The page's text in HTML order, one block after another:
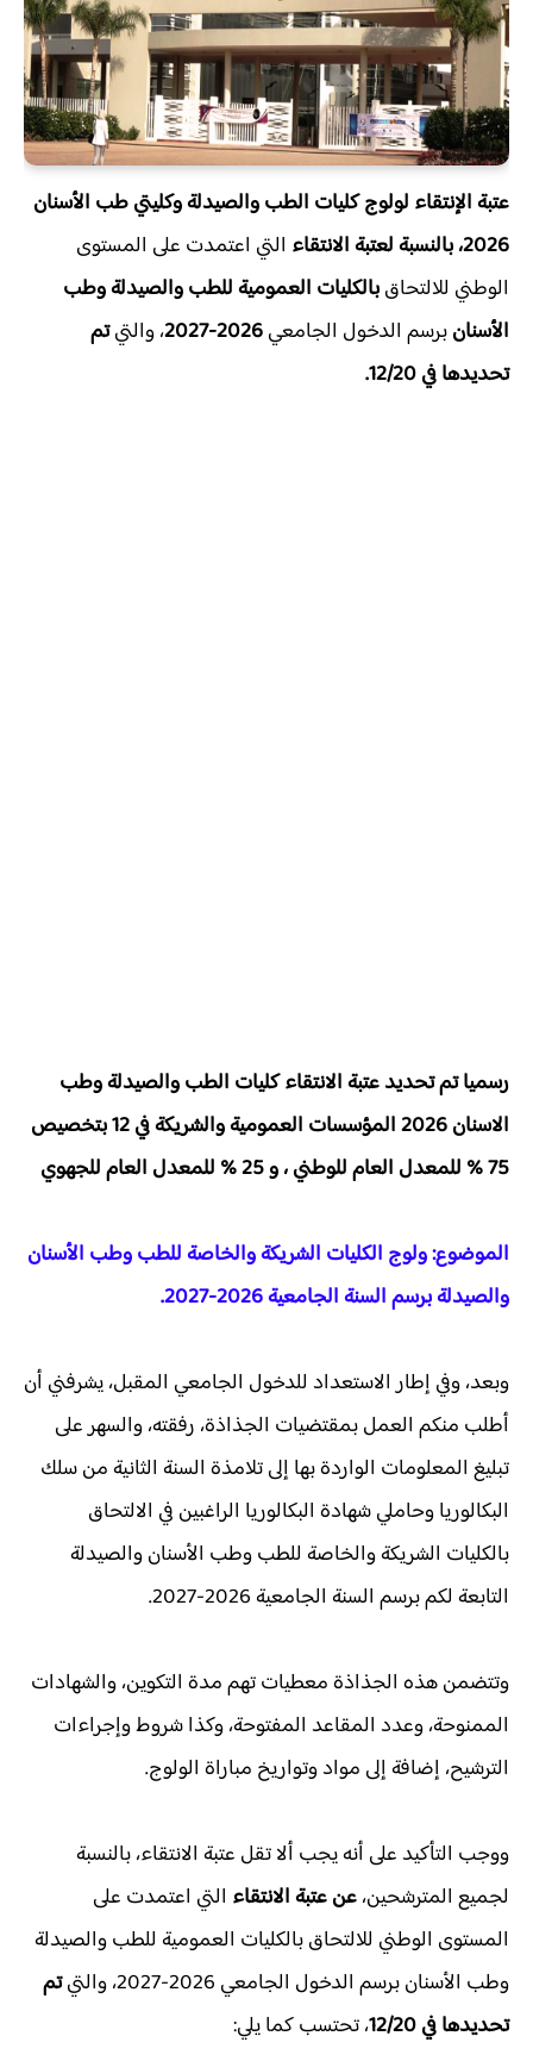
عتبة الإنتقاء لولوج كليات الطب والصيدلة وكليتي طب الأسنان
2026، بالنسبة ل
عتبة الانتقاء التي اعتمدت على المستوى
الوطني للالتحاقبالكليات العمومية للطب والصيدلة وطب
الأسنانبرسم الدخول الجامعي2026-2027 ، والتيتم
تحديدها في 12/20.
رسميا تم تحديد عتبة الانتقاء كليات الطب والصيدلة وطب
الاسنان 2026 المؤسسات العمومية والشريكة في 12 بتخصيص
75 % للمعدل العام للوطني ، و 25 % للمعدل العام للجهوي
الموضوع: ولوج الكليات الشريكة والخاصة للطب وطب الأسنان
والصيدلة برسم السنة الجامعية 2026-2027.
وبعد، وفي إطار الاستعداد للدخول الجامعي المقبل، يشرفني أن
أطلب منكم العمل بمقتضيات الجذاذة، رفقته، والسهر على
تبليغ المعلومات الواردة بها إلى تلامذة السنة الثانية من سلك
البكالوريا وحاملي شهادة البكالوريا الراغبين في الالتحاق
بالكليات الشريكة والخاصة للطب وطب الأسنان والصيدلة
التابعة لكم برسم السنة الجامعية 2026-2027.
وتتضمن هذه الجذاذة معطيات تهم مدة التكوين، والشهادات
الممنوحة، وعدد المقاعد المفتوحة، وكذا شروط وإجراءات
الترشيح، إضافة إلى مواد وتواريخ مباراة الولوج.
ووجب التأكيد على أنه يجب ألا تقل عتبة الانتقاء، بالنسبة
لجميع المترشحين،عن عتبة الانتقاء التي اعتمدت على
المستوى الوطني للالتحاق بالكليات العمومية للطب والصيدلة
وطب الأسنان برسم الدخول الجامعي 2026-2027، والتي
تم
تحديدها في 12/20
، تحتسب كما يلي: